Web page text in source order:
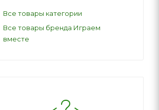
Все товары категории
Все товары бренда Играем
вместе